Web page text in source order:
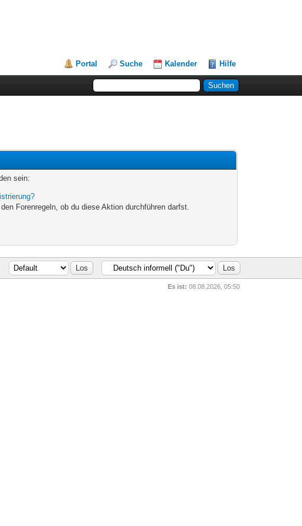
Portal Suche Kalender Hilfe
sein:
Forenregeln, ob du diese Aktion durchführen darfst.
Es ist: 08.08.2026, 05:50